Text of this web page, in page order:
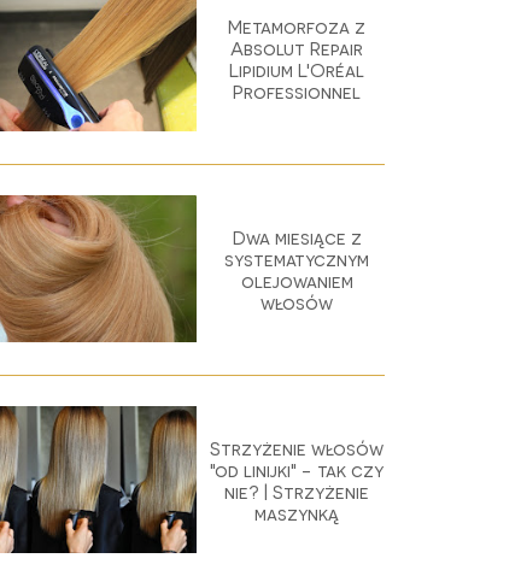
Metamorfoza z
Absolut Repair
Lipidium L'Oréal
Professionnel
Dwa miesiące z
systematycznym
olejowaniem
włosów
Strzyżenie włosów
"od linijki" - tak czy
nie? | Strzyżenie
maszynką